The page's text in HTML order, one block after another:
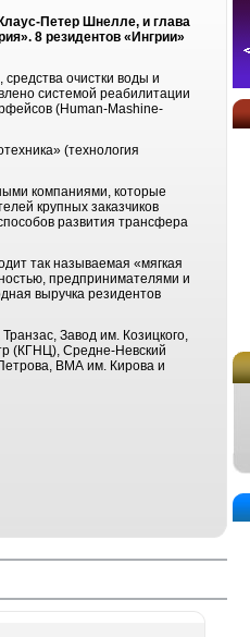
Петер Шнелле, и глава
8 резидентов «Ингрии»
очистки воды и
системой реабилитации
(Human-Mashine-
(технология
компаниями, которые
крупных заказчиков
развития трансфера
так называемая «мягкая
предпринимателями и
выручка резидентов
Завод им. Козицкого,
(КГНЦ), Средне-Невский
ВМА им. Кирова и